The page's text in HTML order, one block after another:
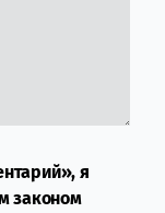
я
законом